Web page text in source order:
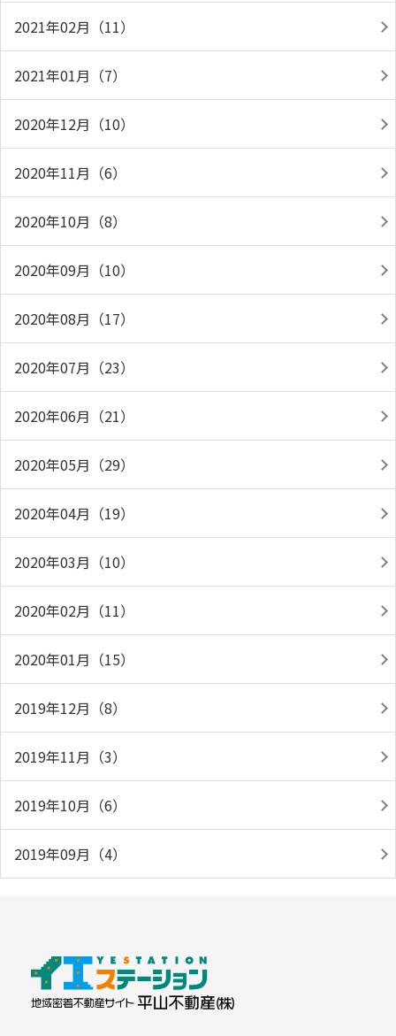
2021年02月（11）
2021年01月（7）
2020年12月（10）
2020年11月（6）
2020年10月（8）
2020年09月（10）
2020年08月（17）
2020年07月（23）
2020年06月（21）
2020年05月（29）
2020年04月（19）
2020年03月（10）
2020年02月（11）
2020年01月（15）
2019年12月（8）
2019年11月（3）
2019年10月（6）
2019年09月（4）